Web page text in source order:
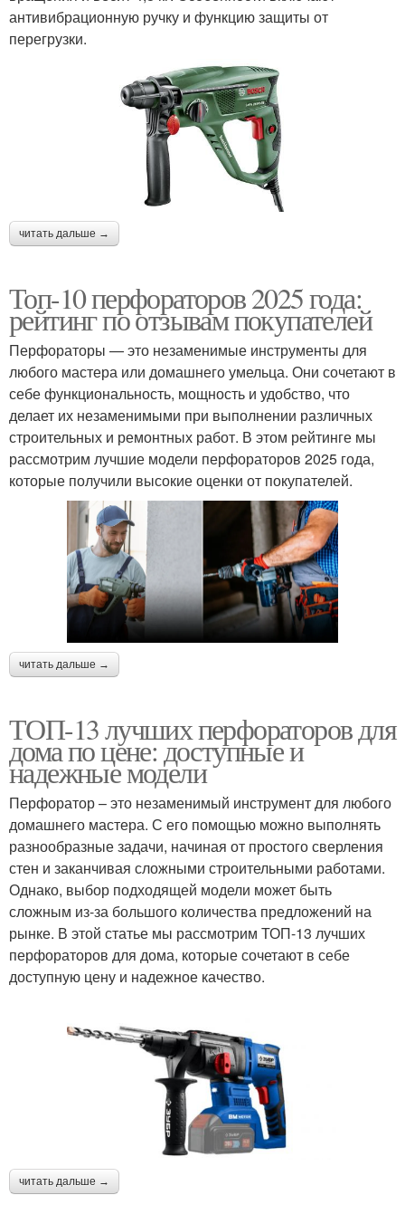
антивибрационную ручку и функцию защиты от
перегрузки.
читать дальше →
Топ-10 перфораторов 2025 года:
рейтинг по отзывам покупателей
Перфораторы — это незаменимые инструменты для
любого мастера или домашнего умельца. Они сочетают в
себе функциональность, мощность и удобство, что
делает их незаменимыми при выполнении различных
строительных и ремонтных работ. В этом рейтинге мы
рассмотрим лучшие модели перфораторов 2025 года,
которые получили высокие оценки от покупателей.
читать дальше →
ТОП-13 лучших перфораторов для
дома по цене: доступные и
надежные модели
Перфоратор – это незаменимый инструмент для любого
домашнего мастера. С его помощью можно выполнять
разнообразные задачи, начиная от простого сверления
стен и заканчивая сложными строительными работами.
Однако, выбор подходящей модели может быть
сложным из-за большого количества предложений на
рынке. В этой статье мы рассмотрим ТОП-13 лучших
перфораторов для дома, которые сочетают в себе
доступную цену и надежное качество.
читать дальше →